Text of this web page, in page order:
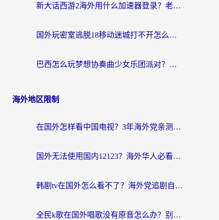
新大话西游2海外用什么加速器登录？老玩家亲测有效的国服游戏加速指南
国外玩密室逃脱18移动迷城打不开怎么办？海外玩家亲测有效的解决指南
巴西怎么玩梦想协奏曲少女乐团派对？海外党必看的国服游戏加速全攻略（附波兰天涯明月刀实用技巧）
海外地区限制
在国外怎样看中国电视？3年海外党亲测有效的追剧加速器指南
国外无法使用国内12123？海外华人必看：选对回国加速器，解决迪拜语音+12123访问难题
韩剧tv在国外怎么看不了？海外党追剧自由的终极解决方案来了
全民k歌在国外唱歌没有原音怎么办？别让地域限制毁了你的麦霸时刻